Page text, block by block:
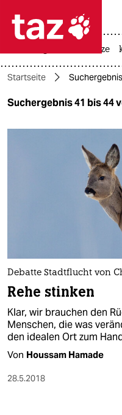
 taz
taz
themen
berlin
wahrheit
verlag
verlag
hitze
Startseite
Suchergebnis 41 bis 44
Debatte Stadtflucht von
Rehe stinken
Klar, wir brauchen den
Menschen, die was
den idealen Ort zum
Von Houssam Hamade
28.5.2018